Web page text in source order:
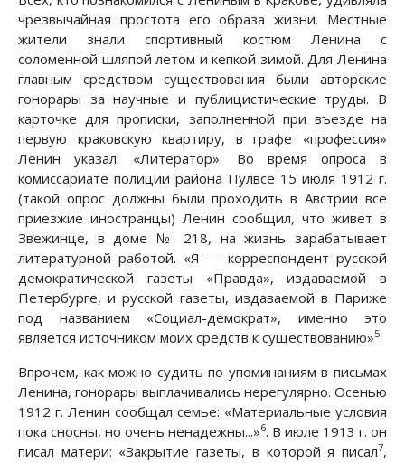
чрезвычайная простота его образа жизни. Местные
жители знали спортивный костюм Ленина с
соломенной шляпой летом и кепкой зимой. Для Ленина
главным средством существования были авторские
гонорары за научные и публицистические труды. В
карточке для прописки, заполненной при въезде на
первую краковскую квартиру, в графе «профессия»
Ленин указал: «Литератор». Во время опроса в
комиссариате полиции района Пулвсе 15 июля 1912 г.
(такой опрос должны были проходить в Австрии все
приезжие иностранцы) Ленин сообщил, что живет в
Звежинце, в доме № 218, на жизнь зарабатывает
литературной работой. «Я — корреспондент русской
демократической газеты «Правда», издаваемой в
Петербурге, и русской газеты, издаваемой в Париже
под названием «Социал-демократ», именно это
является источником моих средств к существованию»5.
Впрочем, как можно судить по упоминаниям в письмах
Ленина, гонорары выплачивались нерегулярно. Осенью
1912 г. Ленин сообщал семье: «Материальные условия
пока сносны, но очень ненадежны...»6. В июле 1913 г. он
писал матери: «Закрытие газеты, в которой я писал7,